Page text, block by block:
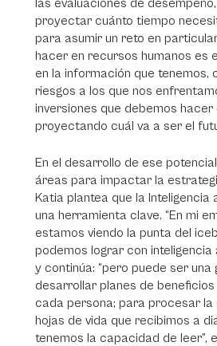
las evaluaciones de
proyectar cuánto tiempo
para asumir un reto en
hacer en recursos humanos es
en la información que tenemos,
riesgos a los que nos
inversiones que debemos hacer
proyectando cuál va a ser el
En el desarrollo de ese
áreas para impactar la
Katia plantea que la
una herramienta clave. “En mi
estamos viendo la punta del
podemos lograr con inteligencia
y continúa: “pero puede ser una
desarrollar planes de
cada persona; para procesar la
hojas de vida que recibimos a
tenemos la capacidad de leer”,